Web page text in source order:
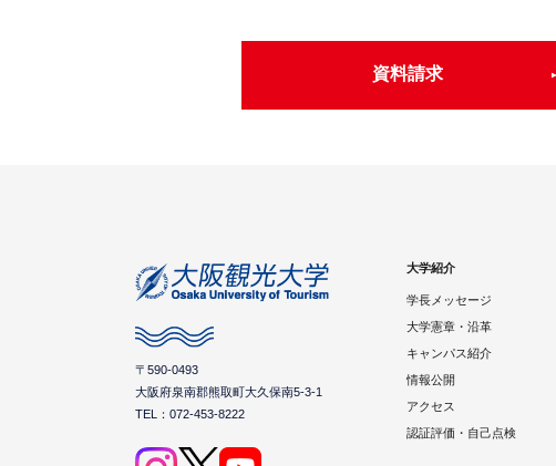
資料請求
〒590-0493
大阪府泉南郡熊取町大久保南5-3-1
TEL：072-453-8222
大学紹介
学長メッセージ
大学憲章・沿革
キャンパス紹介
情報公開
アクセス
認証評価・自己点検